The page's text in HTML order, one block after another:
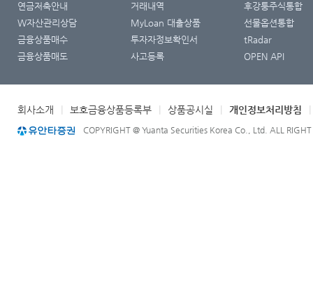
연금저축안내
W자산관리상담
금융상품매수
금융상품매도
거래내역
MyLoan 대출상품
투자자정보확인서
사고등록
후강퉁주식통합
선물옵션통합
tRadar
OPEN API
회사소개 보호금융상품등록부 상품공시실 개인정보처리방침
COPYRIGHT @ Yuanta Securities Korea Co., Ltd. ALL RIGHT